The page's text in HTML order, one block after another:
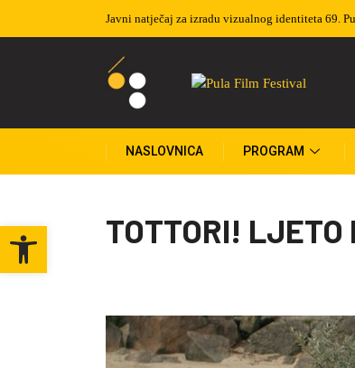
Open toolbar
identiteta 69. PuleIzvučeni dobitnici nagradne igre
NASLOVNICA PROGRAM
TOTTORI! LJETO